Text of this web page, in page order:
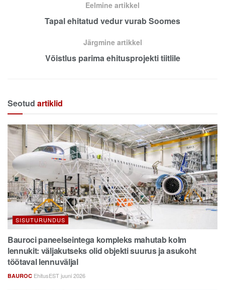
Eelmine artikkel
Tapal ehitatud vedur vurab Soomes
Järgmine artikkel
Võistlus parima ehitusprojekti tiitlile
Seotud artiklid
SISUTURUNDUS
Bauroci paneelseintega kompleks mahutab kolm
lennukit: väljakutseks olid objekti suurus ja asukoht
töötaval lennuväljal
BAUROC EhitusEST juuni 2026